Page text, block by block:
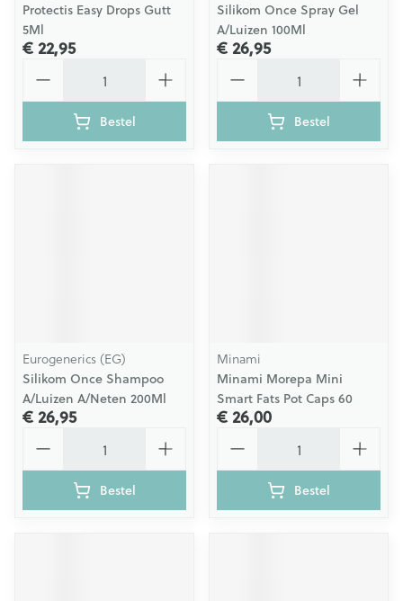
Protectis Easy Drops Gutt
5Ml
€ 22,95
Bestel
Silikom Once Spray Gel
A/Luizen 100Ml
€ 26,95
Bestel
Eurogenerics (EG)
Silikom Once Shampoo
A/Luizen A/Neten 200Ml
€ 26,95
Bestel
Minami
Minami Morepa Mini
Smart Fats Pot Caps 60
€ 26,00
Bestel